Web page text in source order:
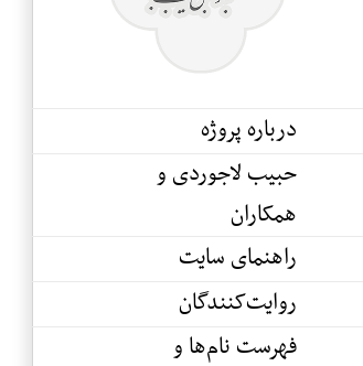
درباره پروژه
حبیب لاجوردی و
همکاران
راهنمای سایت
روایت‌کنندگان
فهرست نام‌ها و